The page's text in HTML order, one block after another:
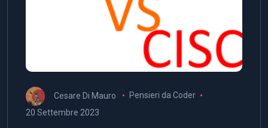
Cesare Di Mauro
Pensieri da Coder
20 Settembre 2023